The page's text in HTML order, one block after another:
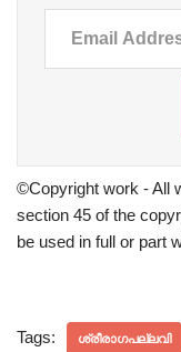
©Copyright work - All
section 45 of the
be used in full or part
Tags: ശ്രീരാഗപല്ലവി